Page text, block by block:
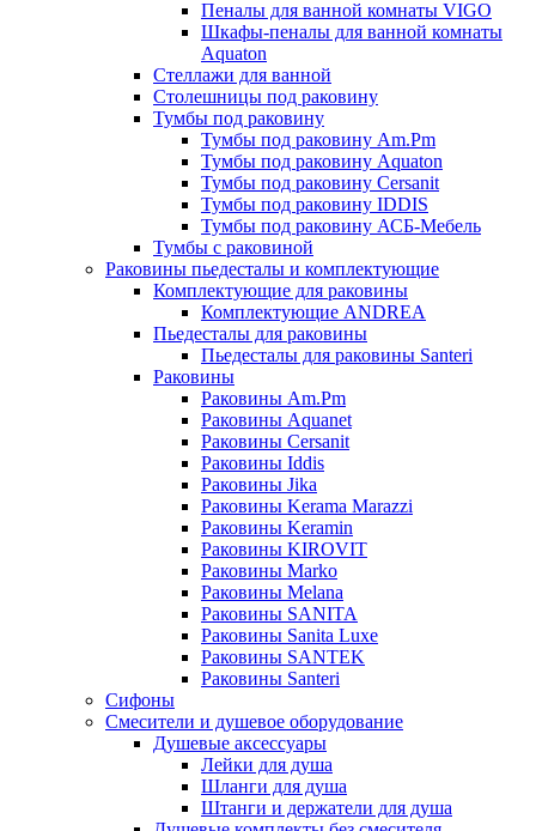
Пеналы для ванной комнаты VIGO
Шкафы-пеналы для ванной комнаты
Aquaton
Стеллажи для ванной
Столешницы под раковину
Тумбы под раковину
Тумбы под раковину Am.Pm
Тумбы под раковину Aquaton
Тумбы под раковину Cersanit
Тумбы под раковину IDDIS
Тумбы под раковину АСБ-Мебель
Тумбы с раковиной
Раковины пьедесталы и комплектующие
Комплектующие для раковины
Комплектующие ANDREA
Пьедесталы для раковины
Пьедесталы для раковины Santeri
Раковины
Раковины Am.Pm
Раковины Aquanet
Раковины Cersanit
Раковины Iddis
Раковины Jika
Раковины Kerama Marazzi
Раковины Keramin
Раковины KIROVIT
Раковины Marko
Раковины Melana
Раковины SANITA
Раковины Sanita Luxe
Раковины SANTEK
Раковины Santeri
Сифоны
Смесители и душевое оборудование
Душевые аксессуары
Лейки для душа
Шланги для душа
Штанги и держатели для душа